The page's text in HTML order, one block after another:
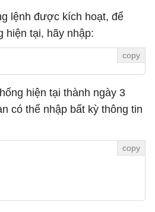
lệnh được kích hoạt, để
hiện tại, hãy nhập:
hiện tại thành ngày 3
có thể nhập bất kỳ thông tin